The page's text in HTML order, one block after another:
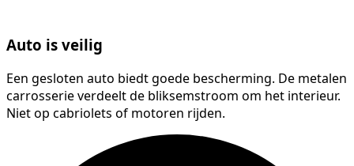
Auto is veilig
Een gesloten auto biedt goede bescherming. De metalen
carrosserie verdeelt de bliksemstroom om het interieur.
Niet op cabriolets of motoren rijden.